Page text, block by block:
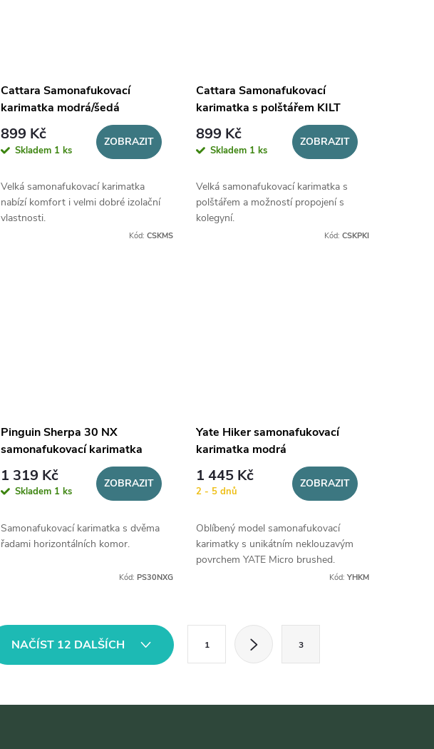
Cattara Samonafukovací
karimatka modrá/šedá
899 Kč
Skladem 1 ks
ZOBRAZIT
Velká samonafukovací karimatka
nabízí komfort i velmi dobré izolační
vlastnosti.
Kód:CSKMS
Cattara Samonafukovací
karimatka s polštářem KILT
899 Kč
Skladem 1 ks
ZOBRAZIT
Velká samonafukovací karimatka s
polštářem a možností propojení s
kolegyní.
Kód: CSKPKI
Pinguin Sherpa 30 NX
samonafukovací karimatka
1 319 Kč
Skladem 1 ks
ZOBRAZIT
Samonafukovací karimatka s dvěma
řadami horizontálních komor.
Kód:PS30NXG
Yate Hiker samonafukovací
karimatka modrá
1 445 Kč
2 - 5 dnů
ZOBRAZIT
Oblíbený model samonafukovací
karimatky s unikátním neklouzavým
povrchem YATE Micro brushed.
Kód: YHKM
NAČÍST 12 DALŠÍCH
á
1 3